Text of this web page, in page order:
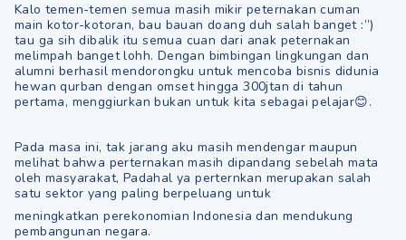
Kalo temen-temen semua masih mikir peternakan cuman
main kotor-kotoran, bau bauan doang duh salah banget :”)
tau ga sih dibalik itu semua cuan dari anak peternakan
melimpah banget lohh. Dengan bimbingan lingkungan dan
alumni berhasil mendorongku untuk mencoba bisnis didunia
hewan qurban dengan omset hingga 300jtan di tahun
pertama, menggiurkan bukan untuk kita sebagai pelajar😊.
Pada masa ini, tak jarang aku masih mendengar maupun
melihat bahwa perternakan masih dipandang sebelah mata
oleh masyarakat, Padahal ya perternkan merupakan salah
satu sektor yang paling berpeluang untuk
meningkatkan perekonomian Indonesia dan mendukung
pembangunan negara.